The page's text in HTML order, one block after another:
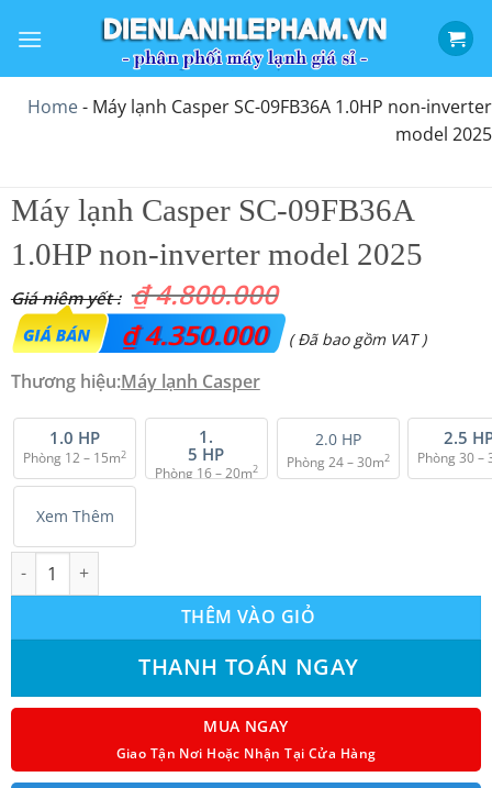
qua
dungHome- Máy lạnh Casper SC-09FB36A 1.0HP non-inverter
model 2025
Máy lạnh Casper SC-09FB36A
1.0HP non-inverter model 2025
₫4.800.000
Giá
gốc
₫ 4.800.000.
₫4.350.000
Giá
₫ 4.350.000.
( Đã bao gồm VAT )
Thương hiệu:Máy lạnh Casper
1.0 HP
Phòng 12 – 15m2
1.
5 HP
Phòng 16 – 20m2
2.0 HP
Phòng 24 – 30m2
2.5
Phòng 30 –
Xem Thêm
Máy lạnh Casper SC-09FB36A 1.0HP non-inverter model 2025
THÊM VÀO GIỎ
THANH TOÁN NGAY
MUA NGAY
Giao Tận Nơi Hoặc Nhận Tại Cửa Hàng